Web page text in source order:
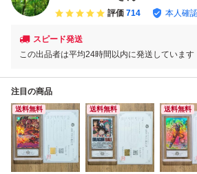
評価 714 本人確
スピード発送
この出品者は平均24時間以内に発送しています
注目の商品
送料無料 送料無料 送料無料